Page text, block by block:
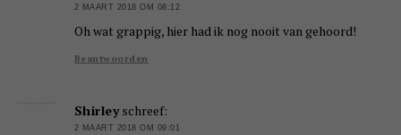
2 MAART 2018 OM 08:12
Oh wat grappig, hier had ik nog nooit van gehoord!
Beantwoorden
Shirleyschreef:
2 MAART 2018 OM 09:01